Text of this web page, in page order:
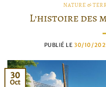
NATURE &
L’histoire des
PUBLIÉ LE30/10/
30
Oct